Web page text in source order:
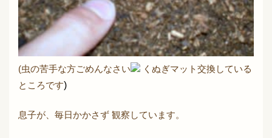
(虫の苦手な方ごめんなさい
くぬぎマット交換している
ところです)
息子が、毎日かかさず 観察しています。